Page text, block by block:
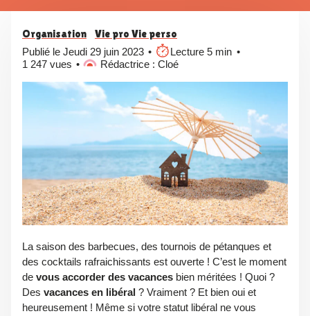
Organisation
Vie pro Vie perso
Publié le Jeudi 29 juin 2023
Lecture 5 min
1 247 vues
Rédactrice : Cloé
La saison des barbecues, des tournois de pétanques et
des cocktails rafraichissants est ouverte ! C’est le moment
de vous accorder des vacances bien méritées ! Quoi ?
Des vacances en libéral ? Vraiment ? Et bien oui et
heureusement ! Même si votre statut libéral ne vous